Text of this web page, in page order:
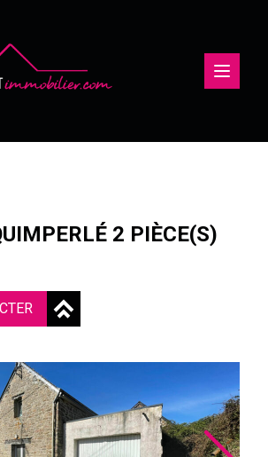
2 PIÈCE(S)